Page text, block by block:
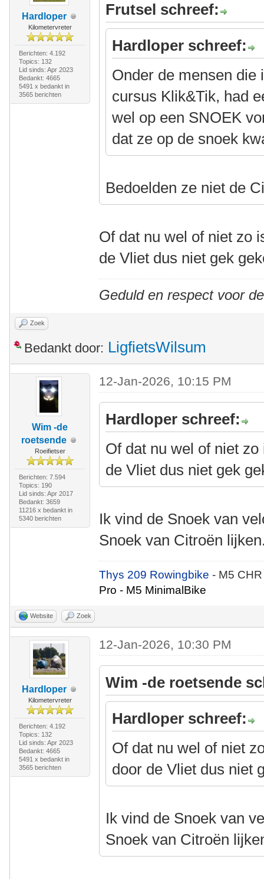
Hardloper
Kilometervreter
Berichten: 4.192
Topics: 132
Lid sinds: Apr 2023
Bedankt: 4665
5491 x bedankt in
3565 berichten
Frutsel schreef:
Hardloper schreef:
Onder de mensen die
cursus Klik&Tik, had
wel op een SNOEK
dat ze op de snoek
Bedoelden ze niet de
Of dat nu wel of niet zo
de Vliet dus niet gek
Geduld en respect voor
Zoek
Bedankt door: LigfietsWilsum
Wim -de
roetsende
Roeifietser
Berichten: 7.594
Topics: 190
Lid sinds: Apr 2017
Bedankt: 3659
11216 x bedankt in
5340 berichten
12-Jan-2026, 10:15 PM
Hardloper schreef:
Of dat nu wel of niet
de Vliet dus niet gek
Ik vind de Snoek van
Snoek van Citroën
Thys 209 Rowingbike- M5
Pro - M5 MinimalBike
Website Zoek
Hardloper
Kilometervreter
Berichten: 4.192
Topics: 132
Lid sinds: Apr 2023
Bedankt: 4665
5491 x bedankt in
3565 berichten
12-Jan-2026, 10:30 PM
Wim -de roetsende
Hardloper schreef:
Of dat nu wel of niet
door de Vliet dus niet
Ik vind de Snoek van
Snoek van Citroën